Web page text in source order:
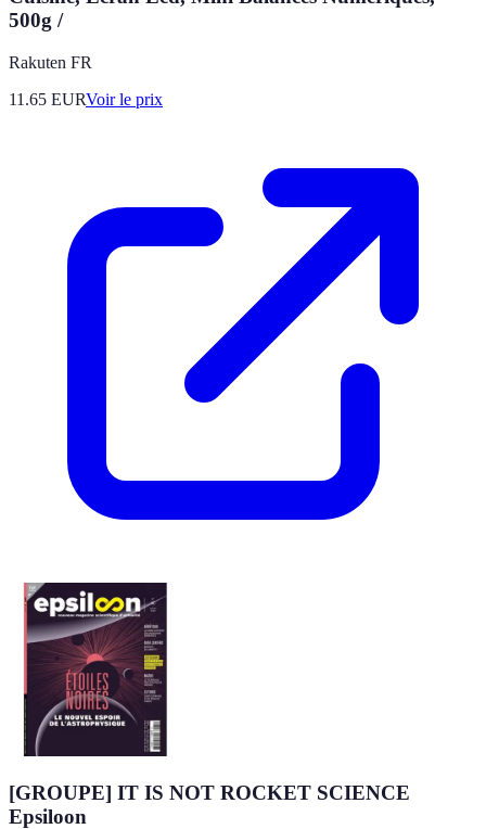
500g /
Rakuten FR
11.65 EURVoir le prix
[GROUPE] IT IS NOT ROCKET SCIENCE
Epsiloon